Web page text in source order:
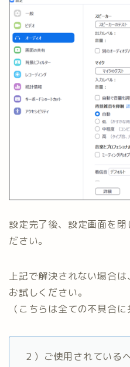
設定完了後、設定画面を
ださい。
上記で解決されない場合
お試しください。
（こちらは全ての不具合に
２）ご使用されている